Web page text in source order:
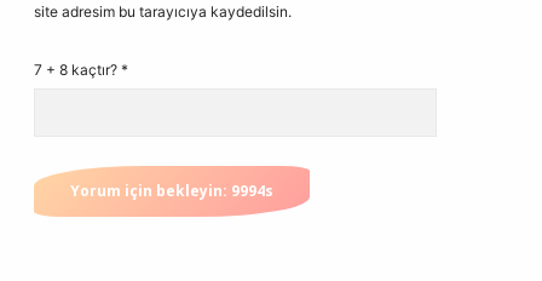
site adresim bu tarayıcıya kaydedilsin.
7 + 8 kaçtır? *